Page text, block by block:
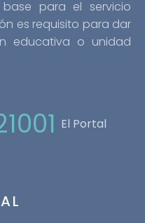
base para el servicio
es requisito para dar
educativa o unidad
El Portal